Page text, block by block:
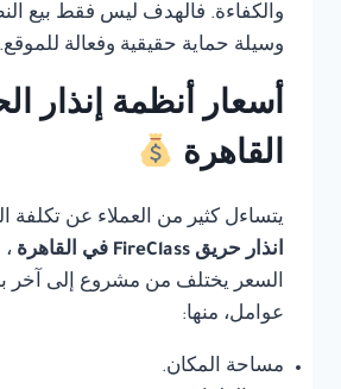
والكفاءة. فالهدف ليس فقط بيع
وسيلة حماية حقيقية وفعالة للموقع.
أسعار أنظمة إنذار
القاهرة
يتساءل كثير من العملاء عن تكلفة
انذار حريق FireClass في القاهرة
السعر يختلف من مشروع إلى آخر
عوامل، منها:
مساحة المكان.